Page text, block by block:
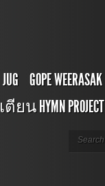
JUG GOPE WEERASAK
PROJECT